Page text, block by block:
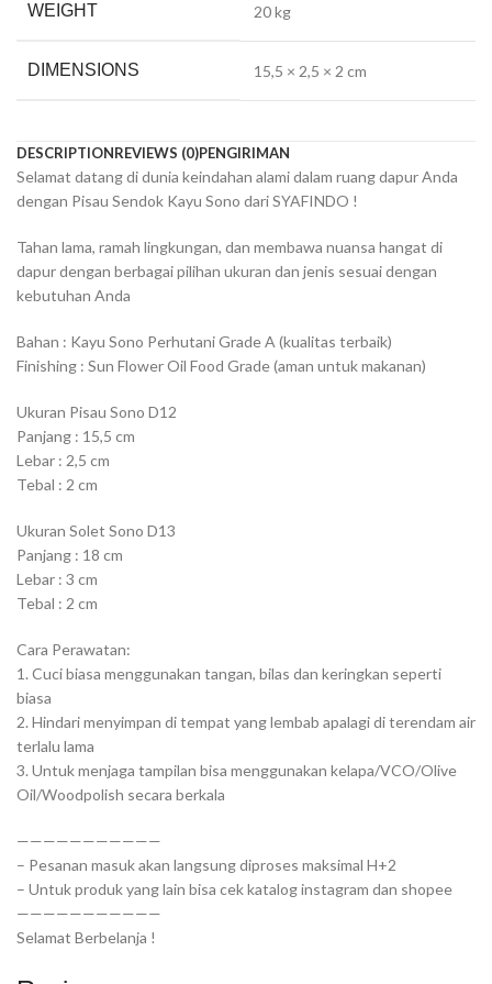
WEIGHT 20 kg
DIMENSIONS 15,5 × 2,5 × 2 cm
DESCRIPTIONREVIEWS (0)PENGIRIMAN
Selamat datang di dunia keindahan alami dalam ruang dapur Anda
dengan Pisau Sendok Kayu Sono dari SYAFINDO !
Tahan lama, ramah lingkungan, dan membawa nuansa hangat di
dapur dengan berbagai pilihan ukuran dan jenis sesuai dengan
kebutuhan Anda
Bahan : Kayu Sono Perhutani Grade A (kualitas terbaik)
Finishing : Sun Flower Oil Food Grade (aman untuk makanan)
Ukuran Pisau Sono D12
Panjang : 15,5 cm
Lebar : 2,5 cm
Tebal : 2 cm
Ukuran Solet Sono D13
Panjang : 18 cm
Lebar : 3 cm
Tebal : 2 cm
Cara Perawatan:
1. Cuci biasa menggunakan tangan, bilas dan keringkan seperti
biasa
2. Hindari menyimpan di tempat yang lembab apalagi di terendam air
terlalu lama
3. Untuk menjaga tampilan bisa menggunakan kelapa/VCO/Olive
Oil/Woodpolish secara berkala
———————————
– Pesanan masuk akan langsung diproses maksimal H+2
– Untuk produk yang lain bisa cek katalog instagram dan shopee
———————————
Selamat Berbelanja !